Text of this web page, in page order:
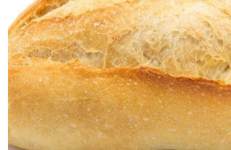
Pão
Salada
Almoço
Cocada